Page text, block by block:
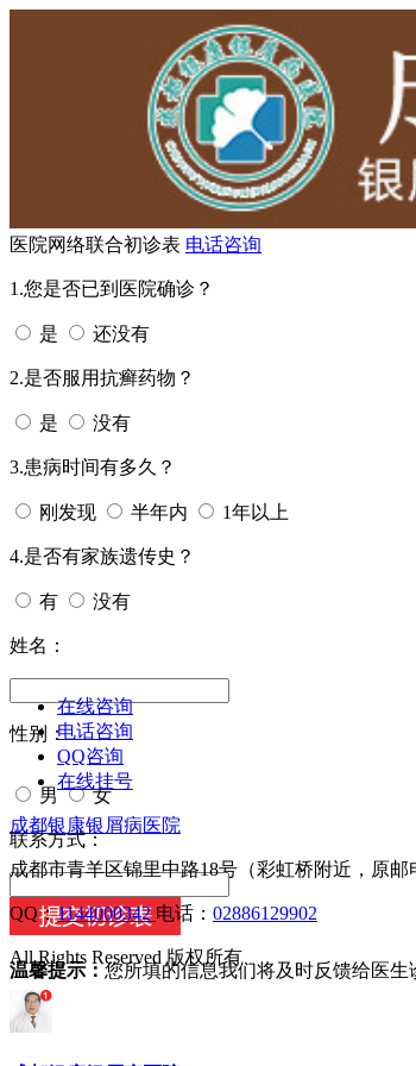
医院网络联合初诊表 电话咨询
1.您是否已到医院确诊？
是 还没有
2.是否服用抗癣药物？
是 没有
3.患病时间有多久？
刚发现 半年内 1年以上
4.是否有家族遗传史？
有 没有
姓名：
性别：
男 女
今天日期：
联系方式：
温馨提示：您所填的信息我们将及时反馈给医生
在线咨询
电话咨询
QQ咨询
在线挂号
成都银康银屑病医院
成都市青羊区锦里中路18号（彩虹桥附近，原邮
QQ：1144000342 电话： 02886129902
All Rights Reserved 版权所有